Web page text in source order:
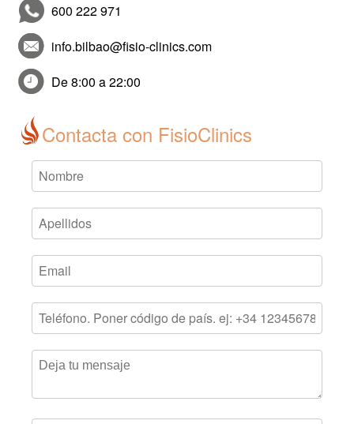
600 222 971
info.bilbao@fisio-clinics.com
De 8:00 a 22:00
Contacta con FisioClinics